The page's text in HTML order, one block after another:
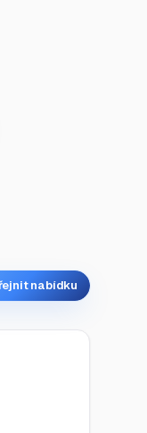
nabídku